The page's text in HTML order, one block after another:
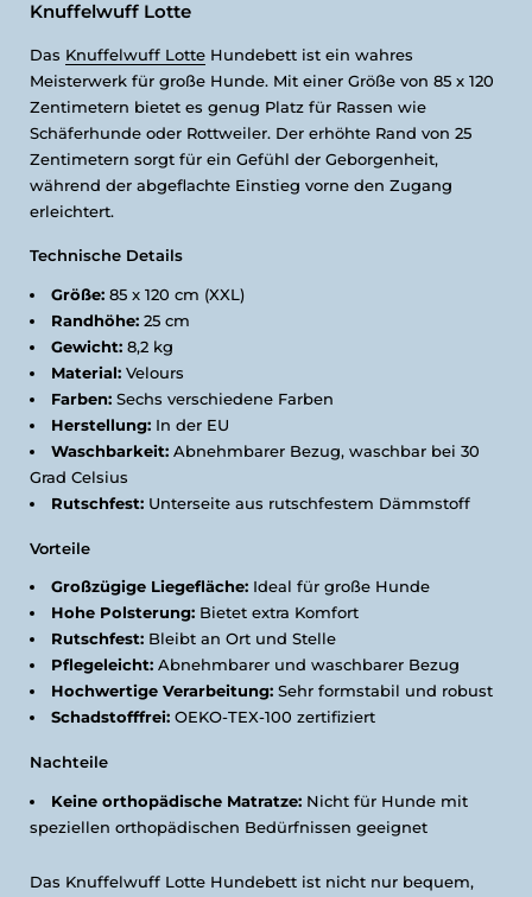
Knuffelwuff Lotte
Das Knuffelwuff Lotte Hundebett ist ein wahres
Meisterwerk für große Hunde. Mit einer Größe von 85 x 120
Zentimetern bietet es genug Platz für Rassen wie
Schäferhunde oder Rottweiler. Der erhöhte Rand von 25
Zentimetern sorgt für ein Gefühl der Geborgenheit,
während der abgeflachte Einstieg vorne den Zugang
erleichtert.
Technische Details
Größe: 85 x 120 cm (XXL)
Randhöhe: 25 cm
Gewicht: 8,2 kg
Material: Velours
Farben: Sechs verschiedene Farben
Herstellung: In der EU
Waschbarkeit: Abnehmbarer Bezug, waschbar bei 30
Grad Celsius
Rutschfest: Unterseite aus rutschfestem Dämmstoff
Vorteile
Großzügige Liegefläche: Ideal für große Hunde
Hohe Polsterung: Bietet extra Komfort
Rutschfest: Bleibt an Ort und Stelle
Pflegeleicht: Abnehmbarer und waschbarer Bezug
Hochwertige Verarbeitung: Sehr formstabil und robust
Schadstofffrei: OEKO-TEX-100 zertifiziert
Nachteile
Keine orthopädische Matratze: Nicht für Hunde mit
speziellen orthopädischen Bedürfnissen geeignet
Das Knuffelwuff Lotte Hundebett ist nicht nur bequem,